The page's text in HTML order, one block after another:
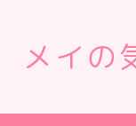
メイの